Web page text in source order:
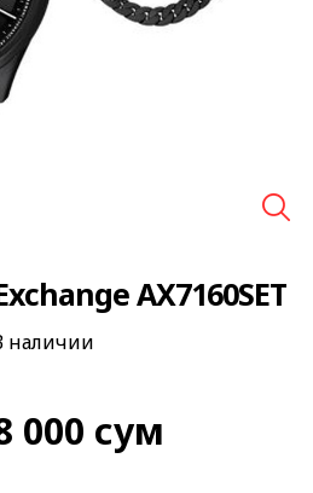
AX7160SET
наличии
000 сум